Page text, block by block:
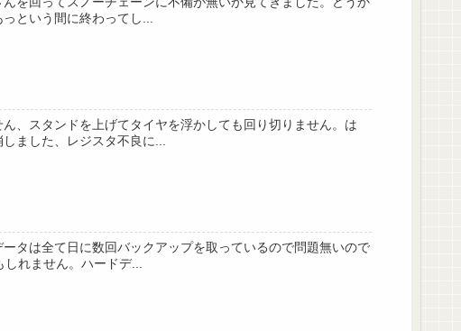
という間に終わってし...
、スタンドを上げてタイヤを浮かしても回り切りません。は
ました、レジスタ不良に...
タは全て日に数回バックアップを取っているので問題無いので
れません。ハードデ...